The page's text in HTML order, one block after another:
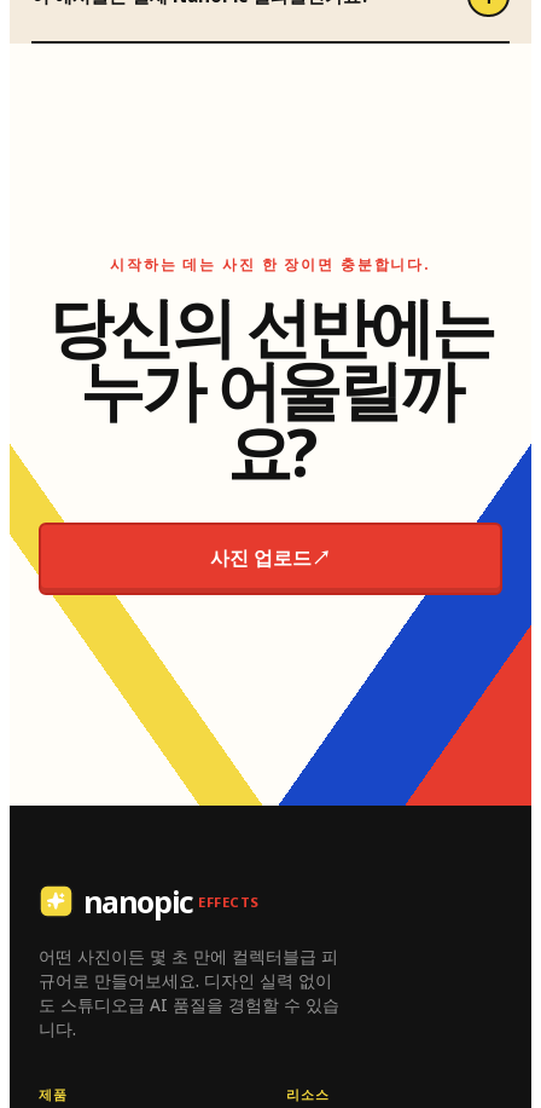
시작하는 데는 사진 한 장이면 충분합니다.
당신의 선반에는
누가 어울릴까
요?
사진 업로드↗
nanopic EFFECTS
어떤 사진이든 몇 초 만에 컬렉터블급 피
규어로 만들어보세요. 디자인 실력 없이
도 스튜디오급 AI 품질을 경험할 수 있습
니다.
제품 리소스